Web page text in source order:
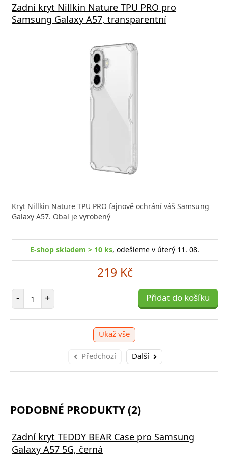
Zadní kryt Nillkin Nature TPU PRO pro
Samsung Galaxy A57, transparentní
Kryt Nillkin Nature TPU PRO fajnově ochrání váš Samsung
Galaxy A57. Obal je vyrobený
E-shop skladem > 10 ks, odešleme v úterý 11. 08.
219 Kč
- Počet položek
+ Přidat do košíku
Ukaž vše
Předchozí Další
PODOBNÉ PRODUKTY (2)
Zadní kryt TEDDY BEAR Case pro Samsung
Galaxy A57 5G, černá